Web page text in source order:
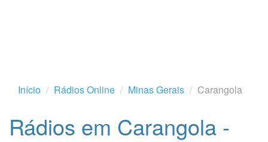
Início Rádios Online Minas Gerais Carangola
Rádios em Carangola -